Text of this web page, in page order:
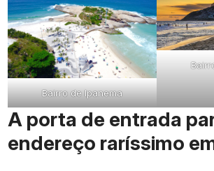
Bairro de Ipanema
A porta de entrada
endereço raríssimo